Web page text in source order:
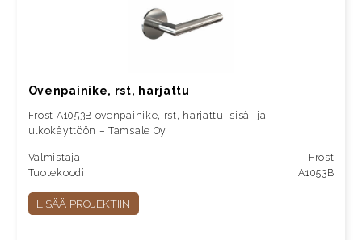
Ovenpainike, rst, harjattu
Frost A1053B ovenpainike, rst, harjattu, sisä- ja
ulkokäyttöön – Tamsale Oy
Valmistaja:
Frost
Tuotekoodi:
A1053B
LISÄÄ PROJEKTIIN